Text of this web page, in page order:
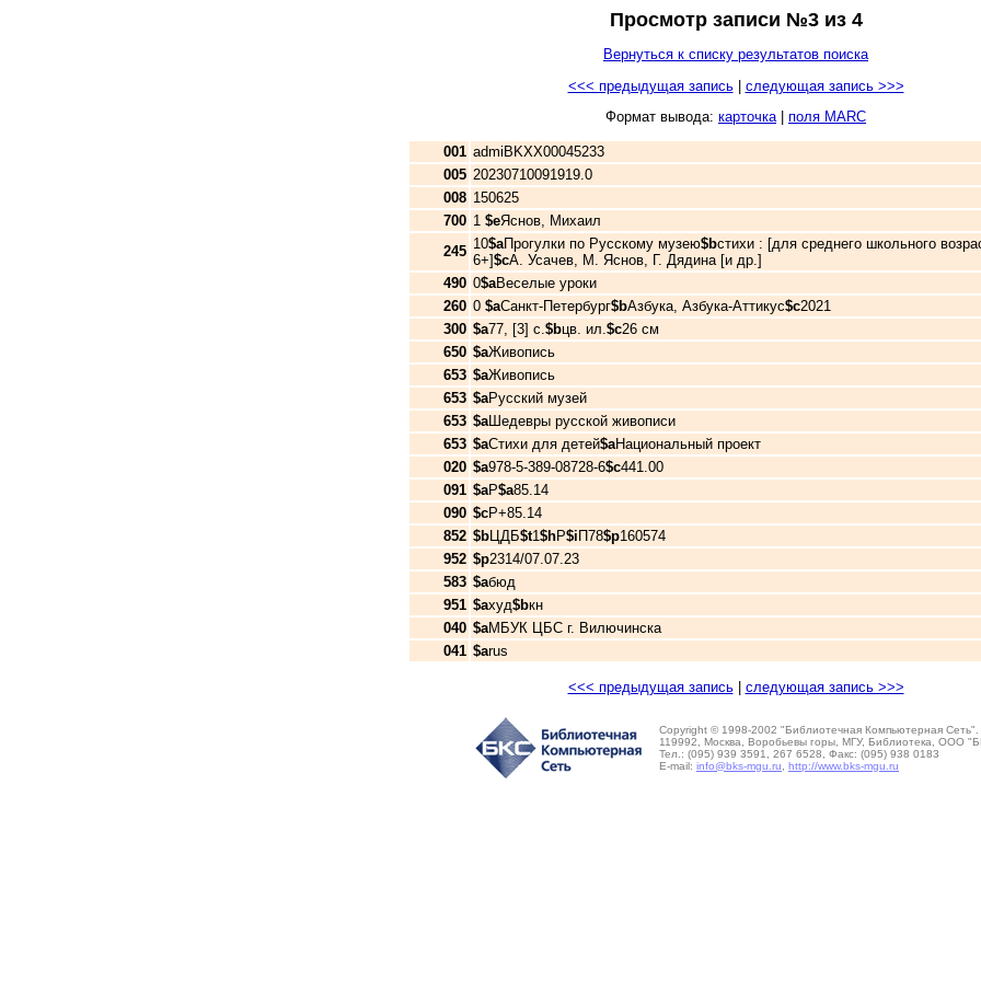
Просмотр записи №3 из 4
Вернуться к списку результатов поиска
<<< предыдущая запись| следующая запись >>>
Формат вывода: карточка поля MARC
001 admiBKXX00045233
005 20230710091919.0
008 150625
700 1 $eЯснов, Михаил
245 10$aПрогулки по Русскому музею$bстихи : [для среднего школьного
6+]$cА. Усачев, М. Яснов, Г. Дядина [и др.]
490 0$aВеселые уроки
260 0 $aСанкт-Петербург$bАзбука, Азбука-Аттикус$c2021
300 $a77, [3] с.$bцв. ил.$c26 см
650 $aЖивопись
653 $aЖивопись
653 $aРусский музей
653 $aШедевры русской живописи
653 $aСтихи для детей$aНациональный проект
020 $a978-5-389-08728-6$c441.00
091 $aР$a85.14
090 $cР+85.14
852 $bЦДБ$t1$hР$i П78$p160574
952 $p2314/07.07.23
583 $aбюд
951 $aхуд$bкн
040 $aМБУК ЦБС г. Вилючинска
041 $arus
<<< предыдущая запись| следующая запись >>>
Copyright © 1998-2002 "Библиотечная Компьютерная Сеть".
119992, Москва, Воробьевы горы, МГУ, Библиотека, ООО
Тел.: (095) 939 3591, 267 6528, Факс: (095) 938 0183
E-mail: info@bks-mgu.ru http://www.bks-mgu.ru